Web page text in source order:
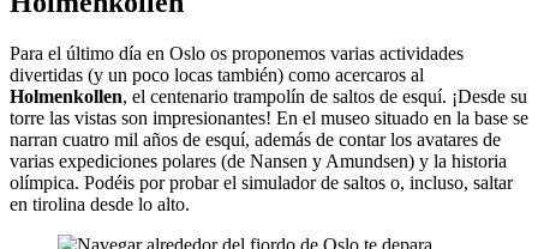
Para el último día en Oslo os proponemos varias actividades
divertidas (y un poco locas también) como acercaros al
Holmenkollen, el centenario trampolín de saltos de esquí. ¡Desde su
torre las vistas son impresionantes! En el museo situado en la base se
narran cuatro mil años de esquí, además de contar los avatares de
varias expediciones polares (de Nansen y Amundsen) y la historia
olímpica. Podéis por probar el simulador de saltos o, incluso, saltar
en tirolina desde lo alto.